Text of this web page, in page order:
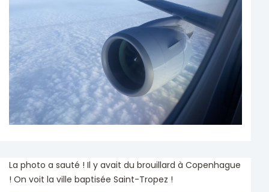
La photo a sauté ! Il y avait du brouillard à Copenhague
! On voit la ville baptisée Saint-Tropez !